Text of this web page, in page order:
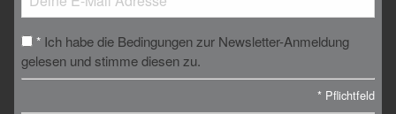
* Ich habe die Bedingungen zur Newsletter-Anmeldung
gelesen und stimme diesen zu.
* Pflichtfeld